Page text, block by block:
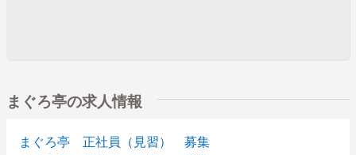
まぐろ亭の求人情報
まぐろ亭 正社員（見習） 募集